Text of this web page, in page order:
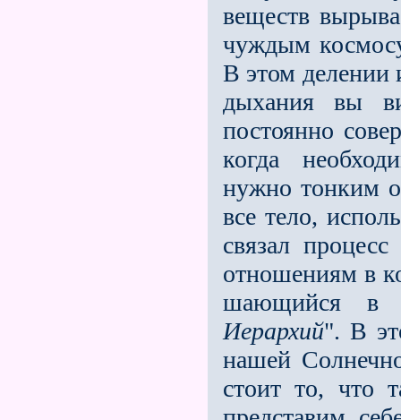
веществ
чуждым
В этом делении
дыхания вы
постоянно
когда
нужно тонким
все тело,
связал
отношениям в
шающийся в
Иерархий". В
нашей
стоит то, что